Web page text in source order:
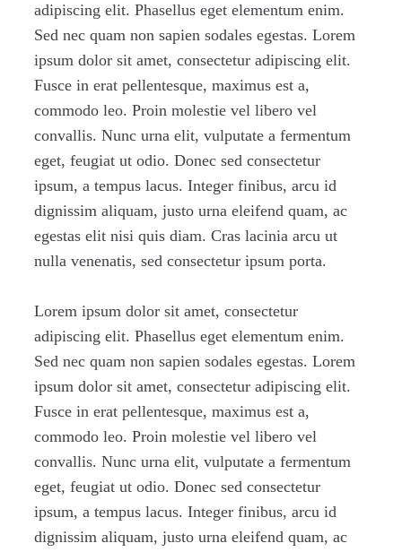
adipiscing elit. Phasellus eget elementum enim.
Sed nec quam non sapien sodales egestas. Lorem
ipsum dolor sit amet, consectetur adipiscing elit.
Fusce in erat pellentesque, maximus est a,
commodo leo. Proin molestie vel libero vel
convallis. Nunc urna elit, vulputate a fermentum
eget, feugiat ut odio. Donec sed consectetur
ipsum, a tempus lacus. Integer finibus, arcu id
dignissim aliquam, justo urna eleifend quam, ac
egestas elit nisi quis diam. Cras lacinia arcu ut
nulla venenatis, sed consectetur ipsum porta.
Lorem ipsum dolor sit amet, consectetur
adipiscing elit. Phasellus eget elementum enim.
Sed nec quam non sapien sodales egestas. Lorem
ipsum dolor sit amet, consectetur adipiscing elit.
Fusce in erat pellentesque, maximus est a,
commodo leo. Proin molestie vel libero vel
convallis. Nunc urna elit, vulputate a fermentum
eget, feugiat ut odio. Donec sed consectetur
ipsum, a tempus lacus. Integer finibus, arcu id
dignissim aliquam, justo urna eleifend quam, ac